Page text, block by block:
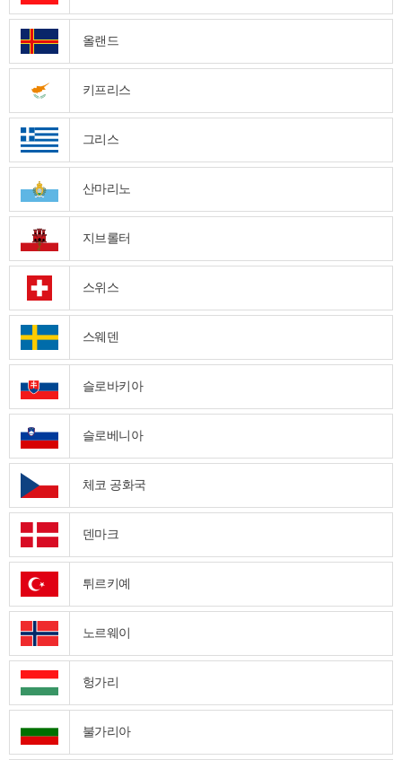
올랜드
키프리스
그리스
산마리노
지브롤터
스위스
스웨덴
슬로바키아
슬로베니아
체코 공화국
덴마크
튀르키예
노르웨이
헝가리
불가리아